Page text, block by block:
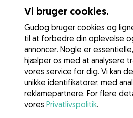
Vi bruger cookies.
Gudog bruger cookies og
til at forbedre din oplevelse
annoncer. Nogle er
hjælper os med at analysere
vores service for dig. Vi kan
unikke identifikatorer, med
reklamepartnere. For flere
vores Privatlivspolitik.